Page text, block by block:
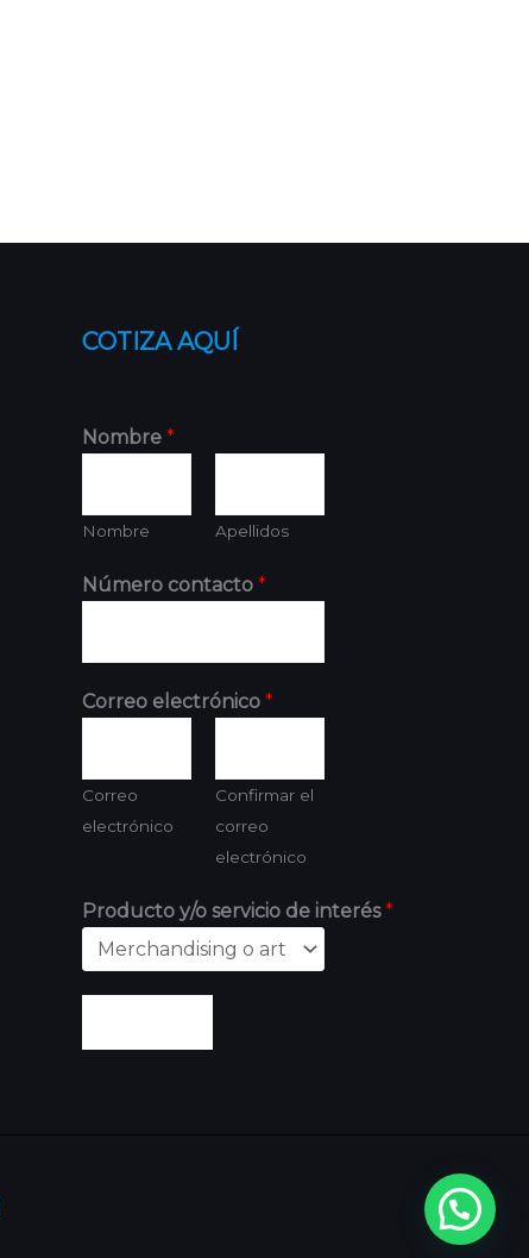
COTIZA AQUÍ
Nombre *
Nombre Apellidos
Número contacto *
Correo electrónico *
Correo
electrónico
Confirmar el
correo
electrónico
Producto y/o servicio de interés*